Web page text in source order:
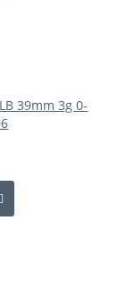
39mm 3g 0-